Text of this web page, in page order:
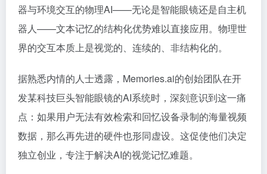
器与环境交互的物理AI——无论是智能眼镜还是自主机
器人——文本记忆的结构化优势难以直接应用。物理世
界的交互本质上是视觉的、连续的、非结构化的。
据熟悉内情的人士透露，Memories.ai的创始团队在开
发某科技巨头智能眼镜的AI系统时，深刻意识到这一痛
点：如果用户无法有效检索和回忆设备录制的海量视频
数据，那么再先进的硬件也形同虚设。这促使他们决定
独立创业，专注于解决AI的视觉记忆难题。